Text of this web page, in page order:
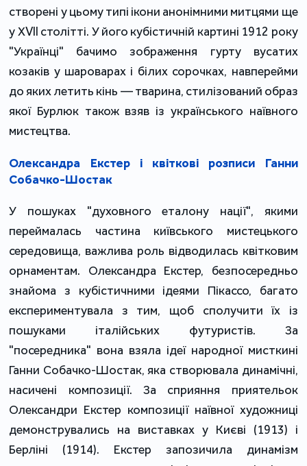
створені у цьому типі ікони анонімними митцями ще
у ХVII столітті. У його кубістичній картині 1912 року
"Українці" бачимо зображення гурту вусатих
козаків у шароварах і білих сорочках, навперейми
до яких летить кінь — тварина, стилізований образ
якої Бурлюк також взяв із українського наївного
мистецтва.
Олександра Екстер і квіткові розписи Ганни
Собачко-Шостак
У пошуках "духовного еталону нації", якими
переймалась частина київського мистецького
середовища, важлива роль відводилась квітковим
орнаментам. Олександра Екстер, безпосередньо
знайома з кубістичними ідеями Пікассо, багато
експериментувала з тим, щоб сполучити їх із
пошуками італійських футуристів. За
"посередника" вона взяла ідеї народної мисткині
Ганни Собачко-Шостак, яка створювала динамічні,
насичені композиції. За сприяння приятельок
Олександри Екстер композиції наївної художниці
демонструвались на виставках у Києві (1913) і
Берліні (1914). Екстер запозичила динамізм